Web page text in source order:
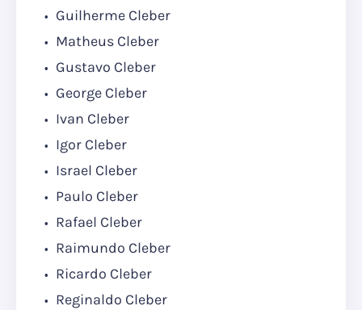
Guilherme Cleber
Matheus Cleber
Gustavo Cleber
George Cleber
Ivan Cleber
Igor Cleber
Israel Cleber
Paulo Cleber
Rafael Cleber
Raimundo Cleber
Ricardo Cleber
Reginaldo Cleber